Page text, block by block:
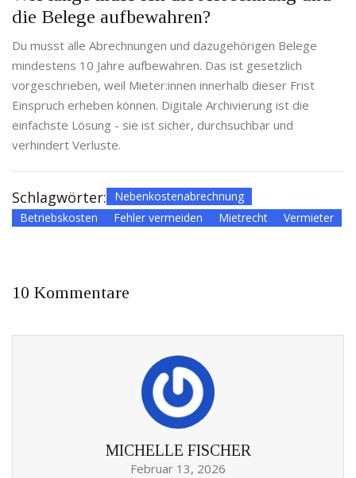
die Belege aufbewahren?
Du musst alle Abrechnungen und dazugehörigen Belege
mindestens 10 Jahre aufbewahren. Das ist gesetzlich
vorgeschrieben, weil Mieter:innen innerhalb dieser Frist
Einspruch erheben können. Digitale Archivierung ist die
einfachste Lösung - sie ist sicher, durchsuchbar und
verhindert Verluste.
Schlagwörter:
Nebenkostenabrechnung
Betriebskosten
Fehler vermeiden Mietrecht Vermieter
10 Kommentare
MICHELLE FISCHER
Februar 13, 2026